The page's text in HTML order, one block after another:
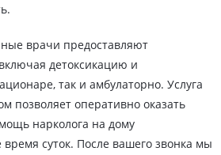
врачи предоставляют
детоксикацию и
так и амбулаторно. Услуга
позволяет оперативно оказать
нарколога на дому
время суток. После вашего звонка мы